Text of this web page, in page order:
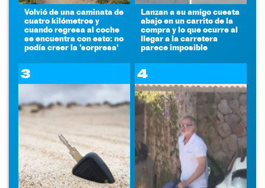
Volvió de una caminata de
cuatro kilómetros y
cuando regresa al coche
se encuentra con esto: no
podía creer la 'sorpresa'
Lanzan a su amigo cuesta
abajo en un carrito de la
compra y lo que ocurre al
llegar a la carretera
parece imposible
3 4